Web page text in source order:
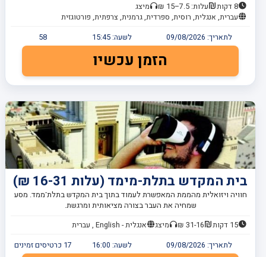
8 דקות עלות: 7.5–15 ₪
מיצג
עברית, אנגלית, רוסית, ספרדית, גרמנית, צרפתית, פורטוגזית
לתאריך: 09/08/2026 לשעה:15:45
58
הזמן עכשיו
בית המקדש בתלת-מימד (עלות 16-31 ₪)
חוויה ויזואלית מהממת המאפשרת לעמוד בתוך בית המקדש בתלת־ממד. מסע
שמחיה את העבר בצורה מציאותית ומרגשת.
15 דקות 31-16 ₪ מיצג
אנגלית - English , עברית
לתאריך: 09/08/2026 לשעה: 16:00
17 כרטיסים זמינים